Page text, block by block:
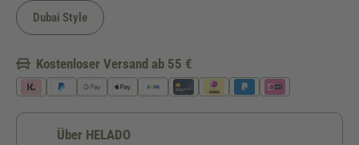
Dubai Style
Kostenloser Versand ab 55 €
Über HELADO